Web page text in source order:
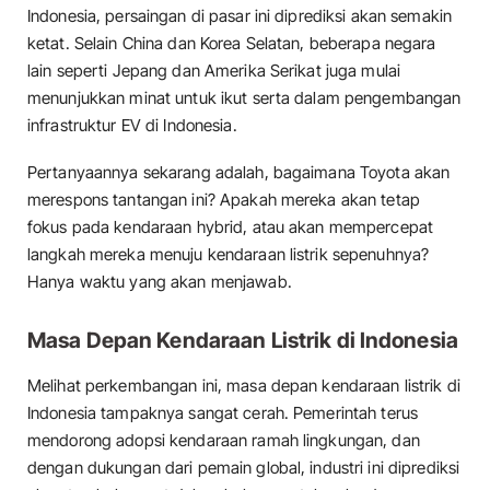
Indonesia, persaingan di pasar ini diprediksi akan semakin
ketat. Selain China dan Korea Selatan, beberapa negara
lain seperti Jepang dan Amerika Serikat juga mulai
menunjukkan minat untuk ikut serta dalam pengembangan
infrastruktur EV di Indonesia.
Pertanyaannya sekarang adalah, bagaimana Toyota akan
merespons tantangan ini? Apakah mereka akan tetap
fokus pada kendaraan hybrid, atau akan mempercepat
langkah mereka menuju kendaraan listrik sepenuhnya?
Hanya waktu yang akan menjawab.
Masa Depan Kendaraan Listrik di Indonesia
Melihat perkembangan ini, masa depan kendaraan listrik di
Indonesia tampaknya sangat cerah. Pemerintah terus
mendorong adopsi kendaraan ramah lingkungan, dan
dengan dukungan dari pemain global, industri ini diprediksi